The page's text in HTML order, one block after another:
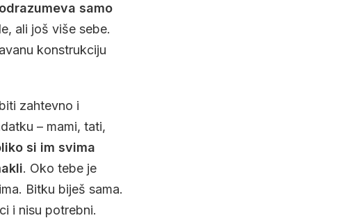
samo
ali još više sebe.
konstrukciju
zahtevno i
– mami, tati,
si im svima
. Oko tebe je
Bitku biješ sama.
i nisu potrebni.